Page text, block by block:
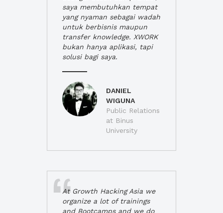
saya membutuhkan tempat
yang nyaman sebagai wadah
untuk berbisnis maupun
transfer knowledge. XWORK
bukan hanya aplikasi, tapi
solusi bagi saya.
DANIEL
WIGUNA
Public Relations
at Binus
University
At Growth Hacking Asia we
organize a lot of trainings
and Bootcamps and we do